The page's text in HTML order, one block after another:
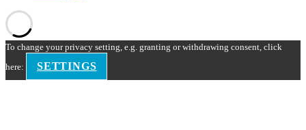
To change your privacy setting, e.g. granting or withdrawing consent, click
here:
SETTINGS